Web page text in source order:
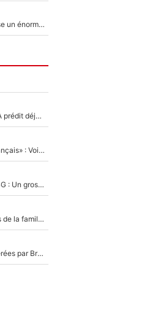
Victime de racisme contre Murray, Kyrgios pousse un énorme coup de gueule !
PSG : Deux gros transferts bouclés en 2027 ? L'IA prédit déjà les deux joueurs qui pourraient rejoindre Luis Enrique !
«C'est un beau salaire par rapport à 90 % des Français» : Voilà combien touchait Nelson Monfort sur France Télévisions avant de rejoindre CNews
Ferran Torres a pris sa décision concernant le PSG : Un gros club étranger prêt à relancer le feuilleton pour la signature du champion du monde 2026 !
«Il est très heureux et impatient» : Les révélations de la famille Zidane sur sa prise de pouvoir en équipe de France !
Plus de 100M€ pour l'OM : Voici les recrues espérées par Bruno Genesio et Grégory Lorenzi après l’opération dégraissage